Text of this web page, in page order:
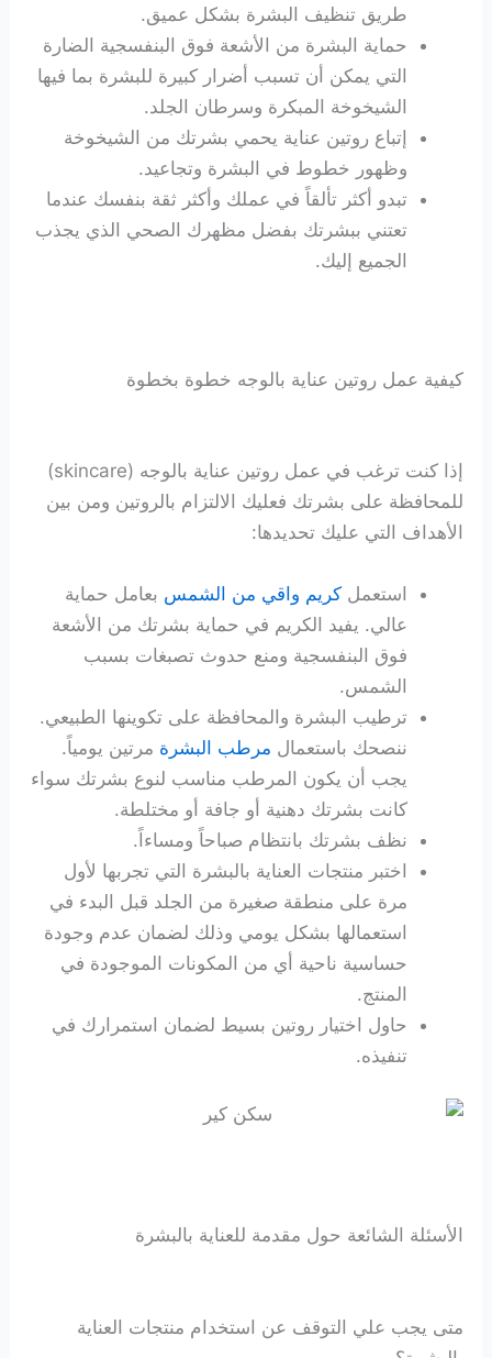
طريق تنظيف البشرة بشكل عميق.
حماية البشرة من الأشعة فوق البنفسجية الضارة
التي يمكن أن تسبب أضرار كبيرة للبشرة بما فيها
الشيخوخة المبكرة وسرطان الجلد.
إتباع روتين عناية يحمي بشرتك من الشيخوخة
وظهور خطوط في البشرة وتجاعيد.
تبدو أكثر تألقاً في عملك وأكثر ثقة بنفسك عندما
تعتني ببشرتك بفضل مظهرك الصحي الذي يجذب
الجميع إليك.
كيفية عمل روتين عناية بالوجه خطوة بخطوة
إذا كنت ترغب في عمل روتين عناية بالوجه (skincare)
للمحافظة على بشرتك فعليك الالتزام بالروتين ومن بين
الأهداف التي عليك تحديدها:
استعملكريم واقي من الشمس بعامل حماية
عالي. يفيد الكريم في حماية بشرتك من الأشعة
فوق البنفسجية ومنع حدوث تصبغات بسبب
الشمس.
ترطيب البشرة والمحافظة على تكوينها الطبيعي.
ننصحك باستعمال مرطب البشرة مرتين يومياً.
يجب أن يكون المرطب مناسب لنوع بشرتك سواء
كانت بشرتك دهنية أو جافة أو مختلطة.
نظف بشرتك بانتظام صباحاً ومساءاً.
اختبر منتجات العناية بالبشرة التي تجربها لأول
مرة على منطقة صغيرة من الجلد قبل البدء في
استعمالها بشكل يومي وذلك لضمان عدم وجودة
حساسية ناحية أي من المكونات الموجودة في
المنتج.
حاول اختيار روتين بسيط لضمان استمرارك في
تنفيذه.
الأسئلة الشائعة حول مقدمة للعناية بالبشرة
متى يجب علي التوقف عن استخدام منتجات العناية